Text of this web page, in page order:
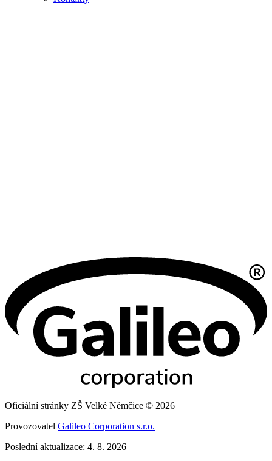
Oficiální stránky ZŠ Velké Němčice © 2026
Provozovatel Galileo Corporation s.r.o.
Poslední aktualizace: 4. 8. 2026